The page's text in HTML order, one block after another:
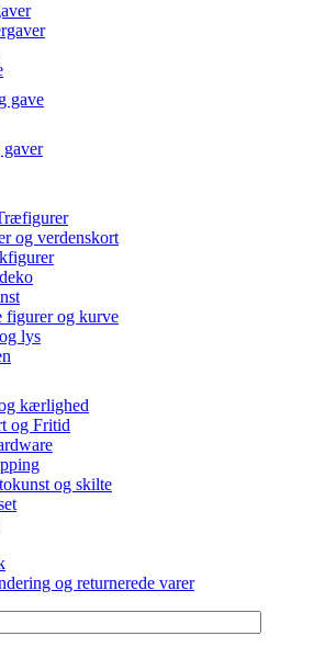
gave
gaver
og verdenskort
figurer og kurve
lys
kærlighed
og Fritid
og skilte
og returnerede varer